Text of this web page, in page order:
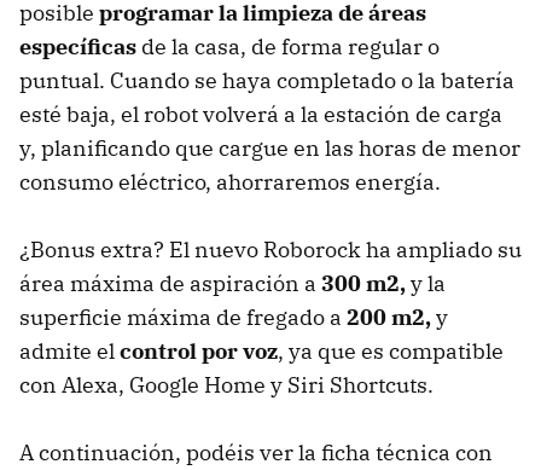
posible programar la limpieza de áreas
específicas de la casa, de forma regular o
puntual. Cuando se haya completado o la batería
esté baja, el robot volverá a la estación de carga
y, planificando que cargue en las horas de menor
consumo eléctrico, ahorraremos energía.
¿Bonus extra? El nuevo Roborock ha ampliado su
área máxima de aspiración a 300 m2,y la
superficie máxima de fregado a 200 m2,y
admite el control por voz, ya que es compatible
con Alexa, Google Home y Siri Shortcuts.
A continuación, podéis ver la ficha técnica con